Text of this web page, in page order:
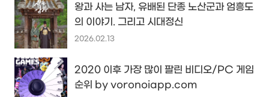
왕과 사는 남자, 유배된 단종 노산군과 엄흥도
의 이야기. 그리고 시대정신
2026.02.13
2020 이후 가장 많이 팔린 비디오/PC 게임
순위 by voronoiapp.com